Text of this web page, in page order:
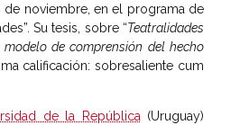
de noviembre, en el programa de
Su tesis, sobre “Teatralidades
de comprensión del hecho
calificación: sobresaliente cum
de la República(Uruguay)